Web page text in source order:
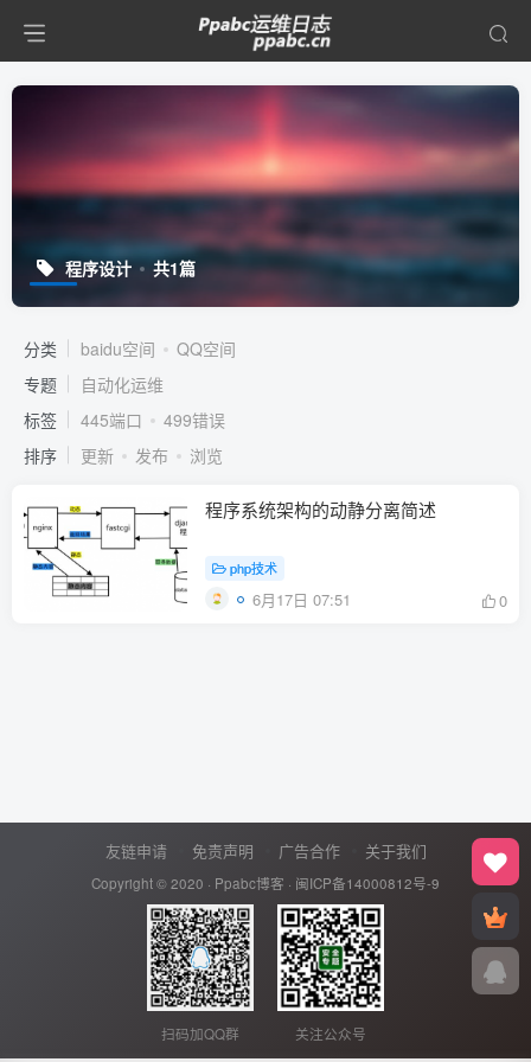
程序设计 共1篇
分类 baidu空间
QQ空间
专题
自动化运维
标签
445端口
499错误
排序
更新 发布 浏览
程序系统架构的动静分离简述
php技术
6月17日 07:51 0
友链申请 免责声明 广告合作 关于我们
Copyright © 2020 · Ppabc博客 · 闽ICP备14000812号-9
扫码加QQ群 关注公众号